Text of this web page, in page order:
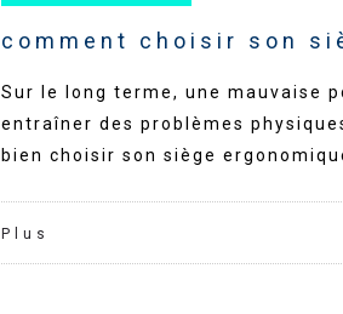
comment choisir son
Sur le long terme, une mauvaise
entraîner des problèmes
bien choisir son siège
Plus